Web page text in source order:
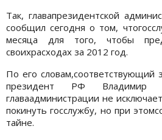
Так, главапрезидентской
сообщил сегодня о том,
месяца для того, чтобы
своихрасходах за 2012 год.
По его словам,соответствующий
президент РФ
главаадминистрации не
покинуть госслужбу, но при
тайне.